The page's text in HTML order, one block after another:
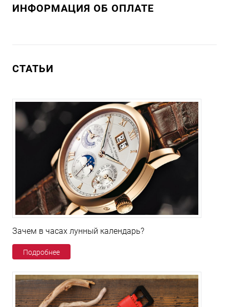
ИНФОРМАЦИЯ ОБ ОПЛАТЕ
СТАТЬИ
Зачем в часах лунный календарь?
Подробнее